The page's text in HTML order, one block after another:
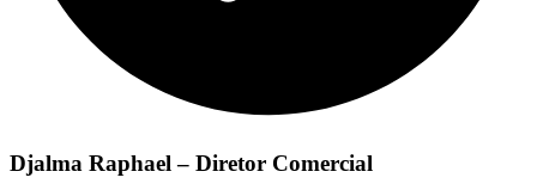
Djalma Raphael – Diretor Comercial